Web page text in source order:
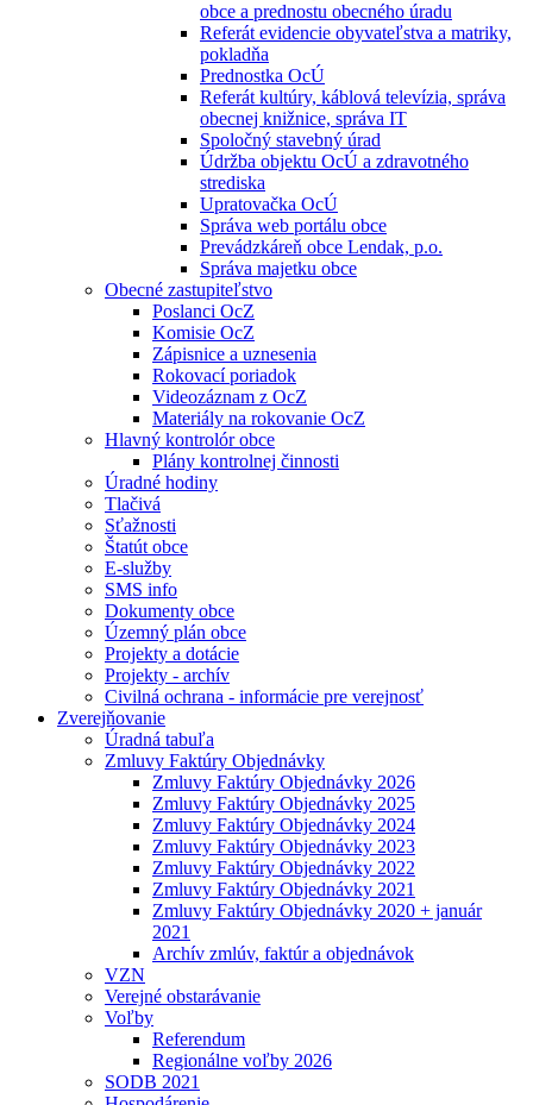
obce a prednostu obecného úradu
Referát evidencie obyvateľstva a matriky,
pokladňa
Prednostka OcÚ
Referát kultúry, káblová televízia, správa
obecnej knižnice, správa IT
Spoločný stavebný úrad
Údržba objektu OcÚ a zdravotného
strediska
Upratovačka OcÚ
Správa web portálu obce
Prevádzkáreň obce Lendak, p.o.
Správa majetku obce
Obecné zastupiteľstvo
Poslanci OcZ
Komisie OcZ
Zápisnice a uznesenia
Rokovací poriadok
Videozáznam z OcZ
Materiály na rokovanie OcZ
Hlavný kontrolór obce
Plány kontrolnej činnosti
Úradné hodiny
Tlačivá
Sťažnosti
Štatút obce
E-služby
SMS info
Dokumenty obce
Územný plán obce
Projekty a dotácie
Projekty - archív
Civilná ochrana - informácie pre verejnosť
Zverejňovanie
Úradná tabuľa
Zmluvy Faktúry Objednávky
Zmluvy Faktúry Objednávky 2026
Zmluvy Faktúry Objednávky 2025
Zmluvy Faktúry Objednávky 2024
Zmluvy Faktúry Objednávky 2023
Zmluvy Faktúry Objednávky 2022
Zmluvy Faktúry Objednávky 2021
Zmluvy Faktúry Objednávky 2020 + január
2021
Archív zmlúv, faktúr a objednávok
VZN
Verejné obstarávanie
Voľby
Referendum
Regionálne voľby 2026
SODB 2021